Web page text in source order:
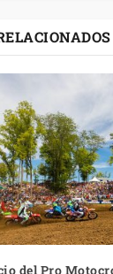
del Pro